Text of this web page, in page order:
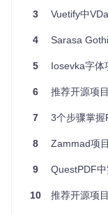
持数据库驱动，
现出了显著的性能
配的特性。
总的来说，如果您
数字处理库，
个项目，享受高效
3 Vuetify中
4 Sarasa Gothic
5 Iosevka字体
6 推荐开源项目：
7 3个步骤掌握
8 Zammad项目
9 QuestPDF
10 推荐开源项